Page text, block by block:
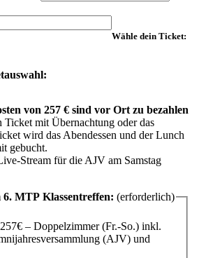
Wähle dein Ticket:
von 257 € sind vor Ort zu bezahlen
Ticket mit Übernachtung oder das
wird das Abendessen und der Lunch
gebucht.
Stream für die AJV am Samstag
MTP Klassentreffen: (erforderlich)
– Doppelzimmer (Fr.-So.) inkl.
(AJV) und